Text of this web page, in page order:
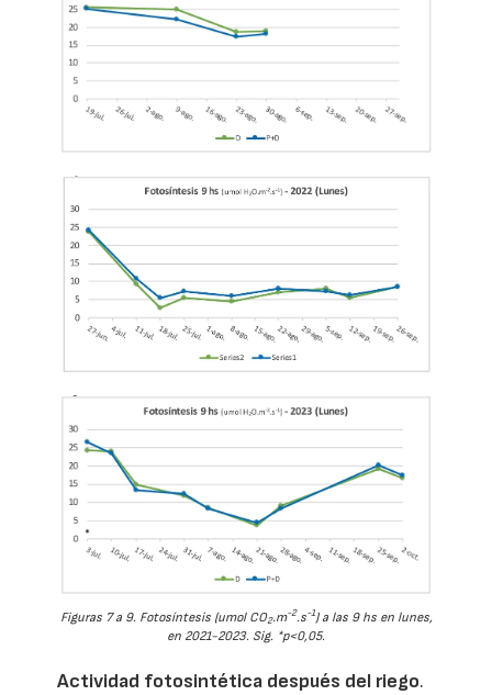
Figuras 7 a 9. Fotosíntesis (umol CO2.m-2.s-1) a las 9 hs en lunes,
en 2021-2023. Sig. *p<0,05.
Actividad fotosintética después del riego.